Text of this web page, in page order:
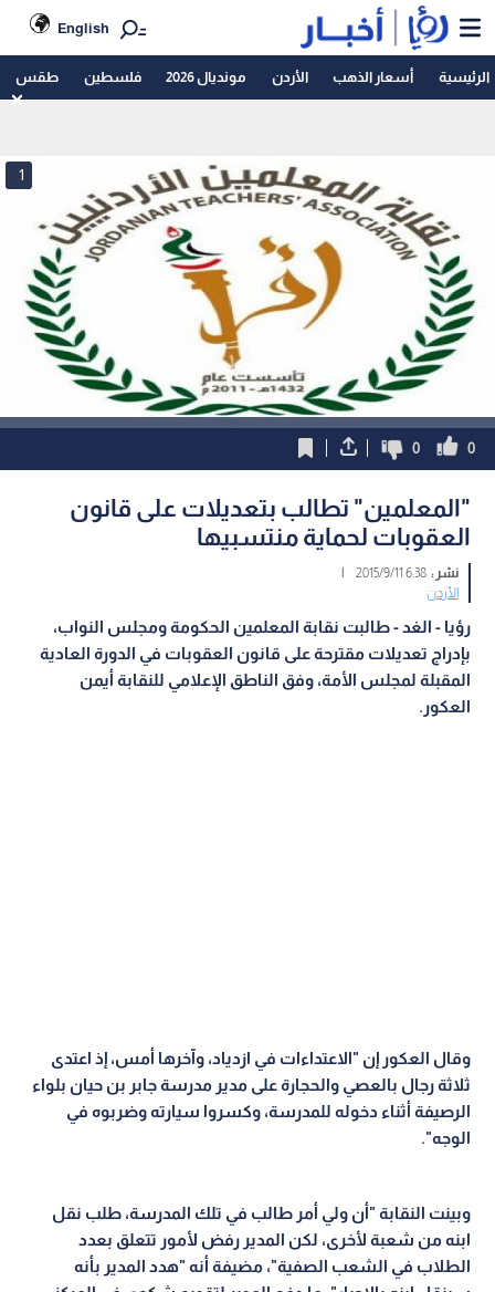
English
الرئيسية أسعار الذهب الأردن مونديال 2026 فلسطين طقس
1
0
0
"المعلمين" تطالب بتعديلات على قانون
العقوبات لحماية منتسبيها
نشر :6:38 2015/9/11
|
الأردن
رؤيا - الغد - طالبت نقابة المعلمين الحكومة ومجلس النواب،
بإدراج تعديلات مقترحة على قانون العقوبات في الدورة العادية
المقبلة لمجلس الأمة، وفق الناطق الإعلامي للنقابة أيمن
العكور.
وقال العكور إن "الاعتداءات في ازدياد، وآخرها أمس، إذ اعتدى
ثلاثة رجال بالعصي والحجارة على مدير مدرسة جابر بن حيان بلواء
الرصيفة أثناء دخوله للمدرسة، وكسروا سيارته وضربوه في
الوجه".
وبينت النقابة "أن ولي أمر طالب في تلك المدرسة، طلب نقل
ابنه من شعبة لأخرى، لكن المدير رفض لأمور تتعلق بعدد
الطلاب في الشعب الصفية"، مضيفة أنه "هدد المدير بأنه